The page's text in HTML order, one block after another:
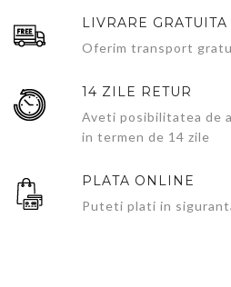
LIVRARE GRATUITA
Oferim transport
14 ZILE RETUR
Aveti posibilitatea de
in termen de 14 zile
PLATA ONLINE
Puteti plati in